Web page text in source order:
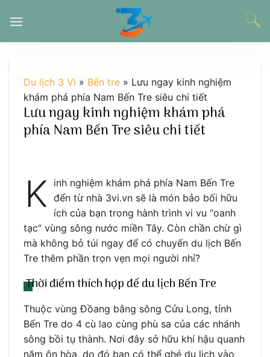
đến
Du lịch 3 Vì » Bến tre » Lưu ngay kinh nghiệm
khám phá phía Nam Bến Tre siêu chi tiết
Lưu ngay kinh nghiệm khám phá
phía Nam Bến Tre siêu chi tiết
K inh nghiệm khám phá phía Nam Bến Tre
đến từ nhà 3vi.vn sẽ là món bảo bối hữu
ích của bạn trong hành trình vi vu “oanh
tạc” vùng sông nước miền Tây. Còn chần chừ gì
mà không bỏ túi ngay để có chuyến du lịch Bến
Tre thêm phần trọn vẹn mọi người nhỉ?
Thời điểm thích hợp để du lịch Bến Tre
Thuộc vùng Đồang bằng sông Cửu Long, tỉnh
Bến Tre do 4 cù lao cùng phù sa của các nhánh
sông bồi tụ thành. Nơi đây sở hữu khí hậu quanh
năm ôn hòa, do đó bạn có thể ghé du lịch vào